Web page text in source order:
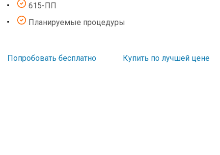
615-ПП
Планируемые процедуры
Попробовать бесплатно Купить по лучшей цене